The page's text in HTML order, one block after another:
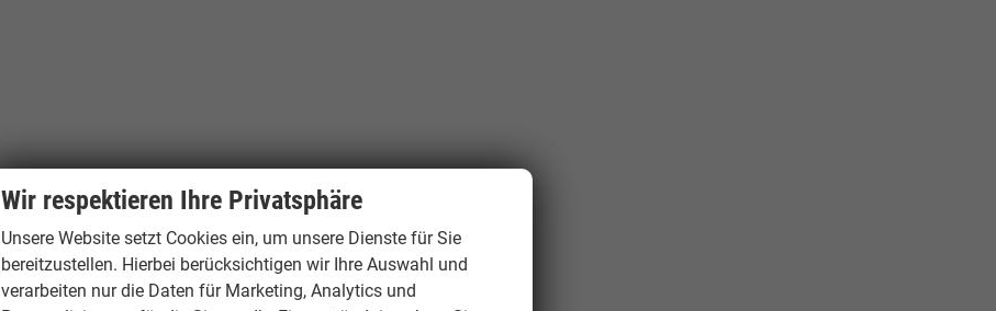
Wir respektieren Ihre Privatsphäre
Unsere Website setzt Cookies ein, um unsere Dienste für Sie
bereitzustellen. Hierbei berücksichtigen wir Ihre Auswahl und
verarbeiten nur die Daten für Marketing, Analytics und